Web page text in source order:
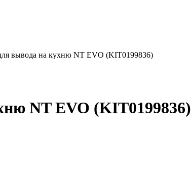
вывода на кухню NT EVO (KIT0199836)
NT EVO (KIT0199836)